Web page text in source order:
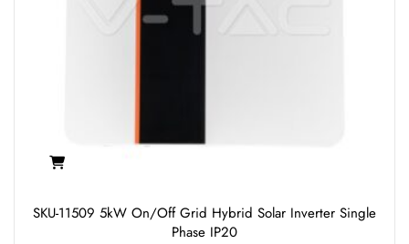
SKU-11509 5kW On/Off Grid Hybrid Solar Inverter Single
Phase IP20